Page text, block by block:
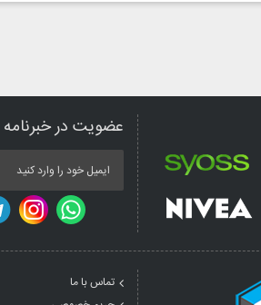
عضویت در خبرنامه
تماس با ما